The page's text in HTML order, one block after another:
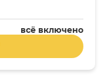
всё включено